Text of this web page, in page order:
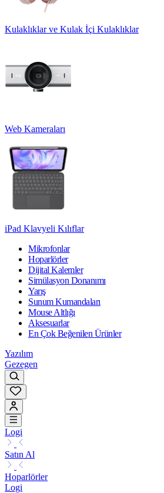
Kulaklıklar ve Kulak İçi Kulaklıklar
Web Kameraları
iPad Klavyeli Kılıflar
Mikrofonlar
Hoparlörler
Dijital Kalemler
Simülasyon Donanımı
Yarış
Sunum Kumandaları
Mouse Altlığı
Aksesuarlar
En Çok Beğenilen Ürünler
Yazılım
Gezegen
Logi
Satın Al
Hoparlörler
Logi